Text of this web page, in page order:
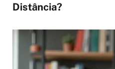
Distância?